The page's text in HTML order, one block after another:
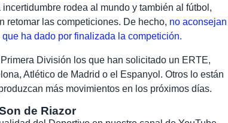
rodea al mundo y también al fútbol,
retomar las competiciones. De hecho, no aconsejan
ha dado por finalizada la competición.
División los que han solicitado un ERTE,
Atlético de Madrid o el Espanyol. Otros lo están
más movimientos en los próximos días.
de Riazor